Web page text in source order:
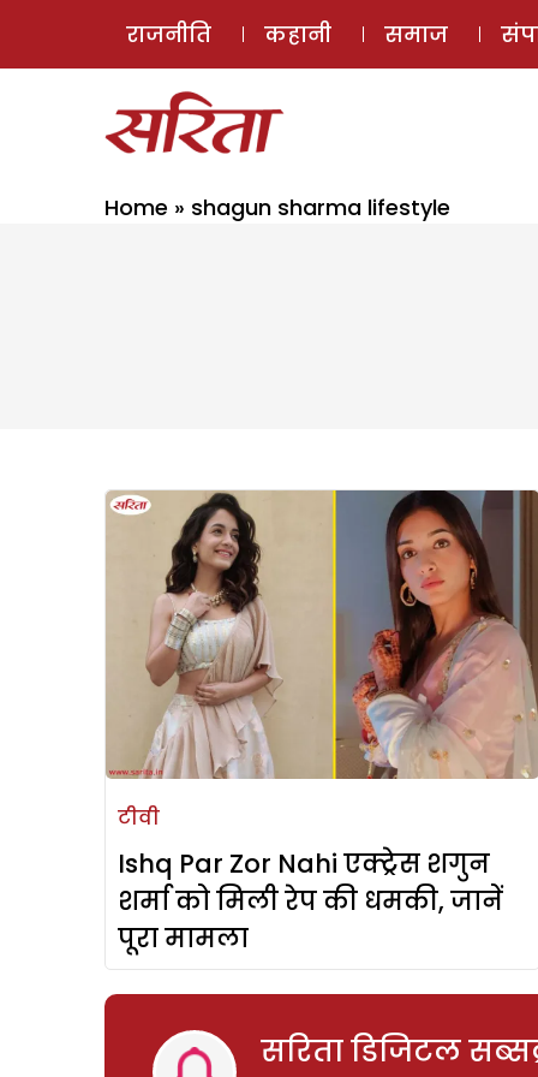
राजनीति कहानी समाज
Home » shagun sharma lifestyle
टीवी
Ishq Par Zor Nahi एक्ट्रेस शगुन
शर्मा को मिली रेप की धमकी, जानें
पूरा मामला
सरिता डिजिटल